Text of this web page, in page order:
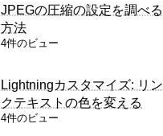
JPEGの圧縮の設定を調べる
方法
4件のビュー
Lightningカスタマイズ: リン
クテキストの色を変える
4件のビュー